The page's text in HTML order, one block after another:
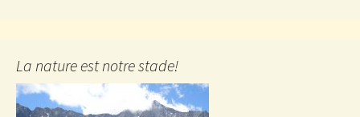
La nature est notre stade!